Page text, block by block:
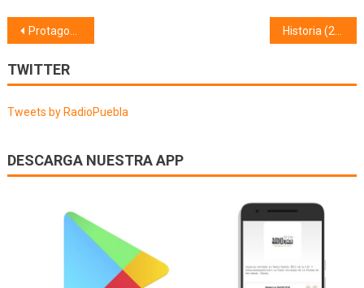
Navegación
de
entradas
Protagonistas (17/01/19)
TWITTER
Tweets by RadioPuebla
DESCARGA NUESTRA APP